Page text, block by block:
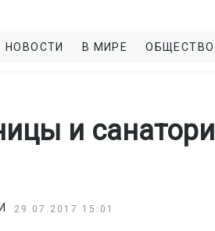
НОВОСТИ В МИРЕ ОБЩЕСТВО
и
29.07.2017 15:01